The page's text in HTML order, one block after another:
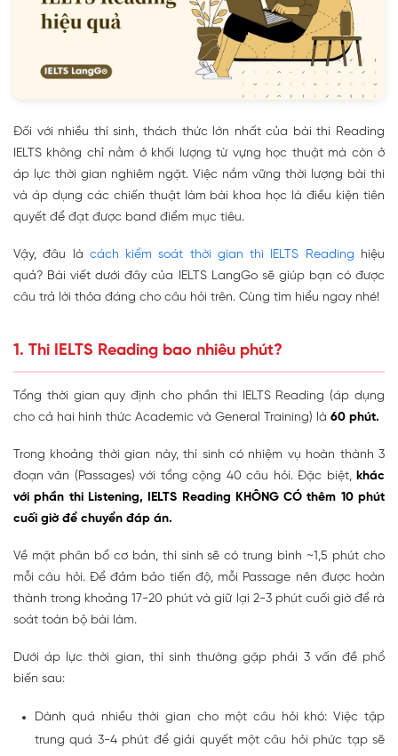
Đối với nhiều thí sinh, thách thức lớn nhất của bài thi Reading
IELTS không chỉ nằm ở khối lượng từ vựng học thuật mà còn ở
áp lực thời gian nghiêm ngặt. Việc nắm vững thời lượng bài thi
và áp dụng các chiến thuật làm bài khoa học là điều kiện tiên
quyết để đạt được band điểm mục tiêu.
Vậy, đâu là cách kiểm soát thời gian thi IELTS Reading hiệu
quả? Bài viết dưới đây của IELTS LangGo sẽ giúp bạn có được
câu trả lời thỏa đáng cho câu hỏi trên. Cùng tìm hiểu ngay nhé!
1. Thi IELTS Reading bao nhiêu phút?
Tổng thời gian quy định cho phần thi IELTS Reading (áp dụng
cho cả hai hình thức Academic và General Training) là 60 phút.
Trong khoảng thời gian này, thí sinh có nhiệm vụ hoàn thành 3
đoạn văn (Passages) với tổng cộng 40 câu hỏi. Đặc biệt, khác
với phần thi Listening, IELTS Reading KHÔNG CÓ thêm 10 phút
cuối giờ để chuyển đáp án.
Về mặt phân bổ cơ bản, thí sinh sẽ có trung bình ~1,5 phút cho
mỗi câu hỏi. Để đảm bảo tiến độ, mỗi Passage nên được hoàn
thành trong khoảng 17-20 phút và giữ lại 2-3 phút cuối giờ để rà
soát toàn bộ bài làm.
Dưới áp lực thời gian, thí sinh thường gặp phải 3 vấn đề phổ
biến sau:
Dành quá nhiều thời gian cho một câu hỏi khó: Việc tập
trung quá 3-4 phút để giải quyết một câu hỏi phức tạp sẽ